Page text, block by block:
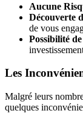
Aucune
Découverte
de vous
Possibilité
Les
Malgré leurs
quelques